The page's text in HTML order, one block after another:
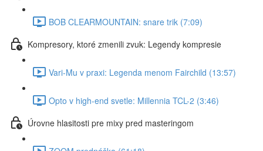
BOB CLEARMOUNTAIN: snare trik (7:09)
Kompresory, ktoré zmenili zvuk: Legendy kompresie
Vari-Mu v praxi: Legenda menom Fairchild (13:57)
Opto v high-end svetle: Millennia TCL-2 (3:46)
Úrovne hlasitosti pre mixy pred masteringom